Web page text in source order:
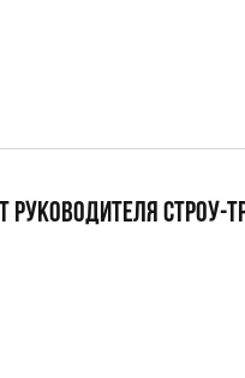
РУКОВОДИТЕЛЯ СТРОУ-